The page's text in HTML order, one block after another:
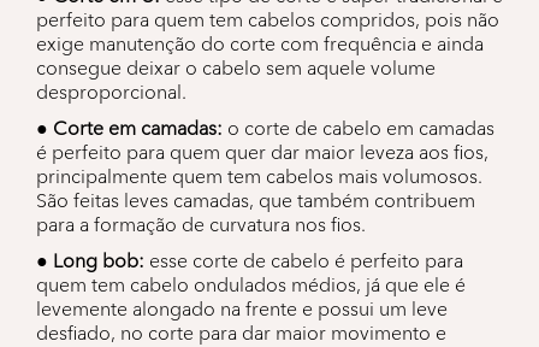
perfeito para quem tem cabelos compridos, pois não
exige manutenção do corte com frequência e ainda
consegue deixar o cabelo sem aquele volume
desproporcional.
● Corte em camadas: o corte de cabelo em camadas
é perfeito para quem quer dar maior leveza aos fios,
principalmente quem tem cabelos mais volumosos.
São feitas leves camadas, que também contribuem
para a formação de curvatura nos fios.
● Long bob: esse corte de cabelo é perfeito para
quem tem cabelo ondulados médios, já que ele é
levemente alongado na frente e possui um leve
desfiado, no corte para dar maior movimento e